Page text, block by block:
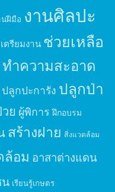
นฝีมือ งานศิลปะ
ตรียมงาน ช่วยเหลือ
ทำความสะอาด
ปลูกปะการัง ปลูกป่า
ย ผู้พิการ ฝึกอบรม
สร้างฝาย สิ่งแวดล้อม
ล้อม อาสาต่างแดน
น เรียนรู้เกษตร